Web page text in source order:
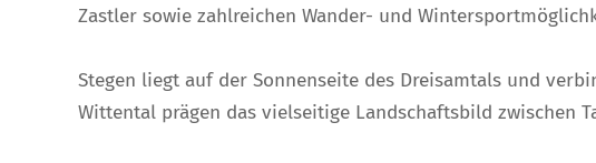
Zastler sowie zahlreichen Wander- und
Stegen liegt auf der Sonnenseite des Dreisamtals und
Wittental prägen das vielseitige Landschaftsbild zwischen